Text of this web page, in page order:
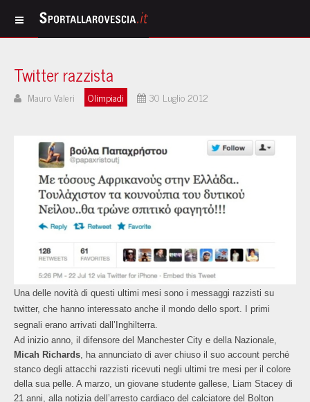
Twitter razzista
Mauro Valeri Olimpiadi 30 Luglio 2012
Una delle novità di questi ultimi mesi sono i messaggi razzisti su
twitter, che hanno interessato anche il mondo dello sport. I primi
segnali erano arrivati dall’Inghilterra.
Ad inizio anno, il difensore del Manchester City e della Nazionale,
Micah Richards , ha annunciato di aver chiuso il suo account perché
stanco degli attacchi razzisti ricevuti negli ultimi tre mesi per il colore
della sua pelle. A marzo, un giovane studente gallese, Liam Stacey di
21 anni, alla notizia dell’arresto cardiaco del calciatore del Bolton